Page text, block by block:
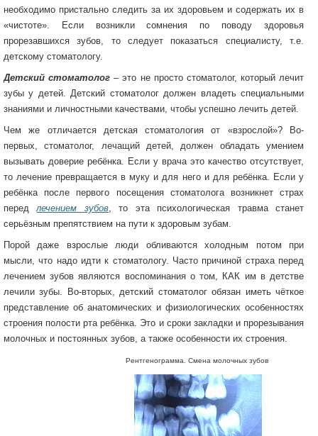
необходимо пристально следить за их здоровьем и содержать их в
«чистоте». Если возникли сомнения по поводу здоровья
прорезавшихся зубов, то следует показаться специалисту, т.е.
детскому стоматологу.
Детский стоматолог – это не просто стоматолог, который лечит
зубы у детей. Детский стоматолог должен владеть специальными
знаниями и личностными качествами, чтобы успешно лечить детей.
Чем же отличается детская стоматология от «взрослой»? Во-
первых, стоматолог, лечащий детей, должен обладать умением
вызывать доверие ребёнка. Если у врача это качество отсутствует,
то лечение превращается в муку и для него и для ребёнка. Если у
ребёнка после первого посещения стоматолога возникнет страх
передлечением зубов, то эта психологическая травма станет
серьёзным препятствием на пути к здоровым зубам.
Порой даже взрослые люди обливаются холодным потом при
мысли, что надо идти к стоматологу. Часто причиной страха перед
лечением зубов являются воспоминания о том, КАК им в детстве
лечили зубы. Во-вторых, детский стоматолог обязан иметь чёткое
представление об анатомических и физиологических особенностях
строения полости рта ребёнка. Это и сроки закладки и прорезывания
молочных и постоянных зубов, а также особенности их строения.
Рентгенограмма. Смена молочных зубов